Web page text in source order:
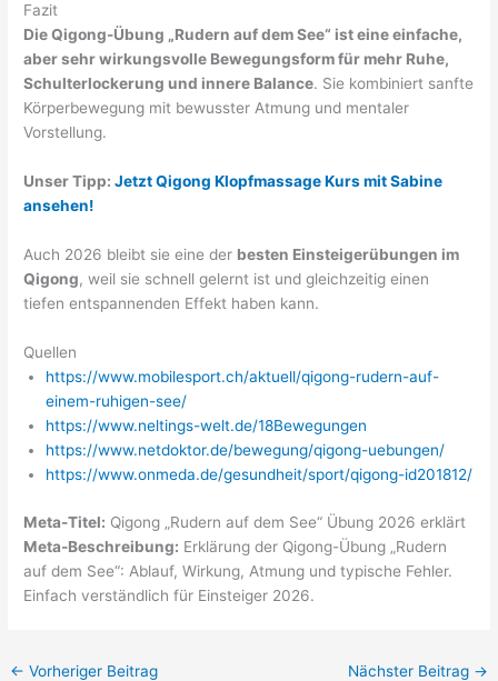
Fazit
Die Qigong-Übung „Rudern auf dem See“ ist eine einfache,
aber sehr wirkungsvolle Bewegungsform für mehr Ruhe,
Schulterlockerung und innere Balance. Sie kombiniert sanfte
Körperbewegung mit bewusster Atmung und mentaler
Vorstellung.
Unser Tipp:Jetzt Qigong Klopfmassage Kurs mit Sabine
ansehen!
Auch 2026 bleibt sie eine der besten Einsteigerübungen im
Qigong, weil sie schnell gelernt ist und gleichzeitig einen
tiefen entspannenden Effekt haben kann.
Quellen
https://www.mobilesport.ch/aktuell/qigong-rudern-auf-
einem-ruhigen-see/
https://www.neltings-welt.de/18Bewegungen
https://www.netdoktor.de/bewegung/qigong-uebungen/
https://www.onmeda.de/gesundheit/sport/qigong-id201812/
Meta-Titel: Qigong „Rudern auf dem See“ Übung 2026 erklärt
Meta-Beschreibung: Erklärung der Qigong-Übung „Rudern
auf dem See“: Ablauf, Wirkung, Atmung und typische Fehler.
Einfach verständlich für Einsteiger 2026.
← Vorheriger Beitrag Nächster Beitrag →